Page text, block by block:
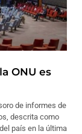
ONU es
de informes de
descrita como
país en la última